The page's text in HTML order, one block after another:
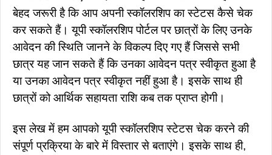
बेहद जरूरी है कि आप अपनी स्कॉलरशिप का स्टेटस कैसे चेक
कर सकते हैं। यूपी स्कॉलरशिप पोर्टल पर छात्रों के लिए उनके
आवेदन की स्थिति जानने के विकल्प दिए गए हैं जिससे सभी
छात्र यह जान सकते हैं कि उनका आवेदन पत्र स्वीकृत हुआ है
या उनका आवेदन पत्र स्वीकृत नहीं हुआ है। इसके साथ ही
छात्रों को आर्थिक सहायता राशि कब तक प्राप्त होगी।
इस लेख में हम आपको यूपी स्कॉलरशिप स्टेटस चेक करने की
संपूर्ण प्रक्रिया के बारे में विस्तार से बताएंगे। इसके साथ ही,